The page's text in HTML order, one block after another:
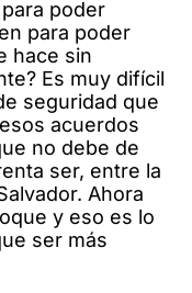
poder
para poder
hace sin
Es muy difícil
seguridad que
acuerdos
no debe de
ser, entre la
Ahora
y eso es lo
ser más